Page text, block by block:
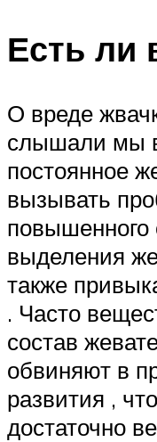
Есть ли
О вреде
слышали мы
постоянное
вызывать
повышенного
выделения
также
. Часто
состав
обвиняют в
развития ,
достаточно